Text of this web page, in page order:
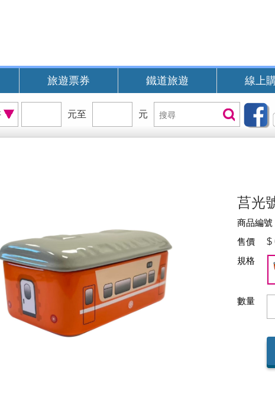
旅遊票券 鐵道旅遊 線上
位
元至
位
元
搜
尋
搜尋
莒光
商品編號
售價
$
規格
數量